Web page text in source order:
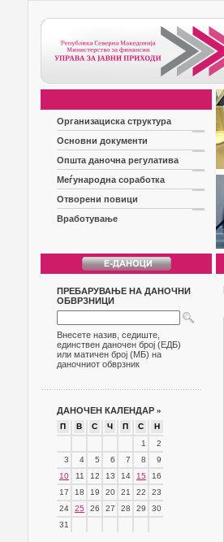
Организациска структура
Основни документи
Општа даночна регулатива
Меѓународна соработка
Отворени повици
Вработување
ПРЕБАРУВАЊЕ НА ДАНОЧНИ
ОБВРЗНИЦИ
Внесете назив, седиште,
единствен даночен број (ЕДБ)
или матичен број (МБ) на
даночниот обврзник
ДАНОЧЕН КАЛЕНДАР »
П В С Ч П С
Н
1
2
3
4 5 6 7 8
9
10
11 12 13 14 15
16
17
18 19 20 21 22
23
24
25 26 27 28 29
30
31